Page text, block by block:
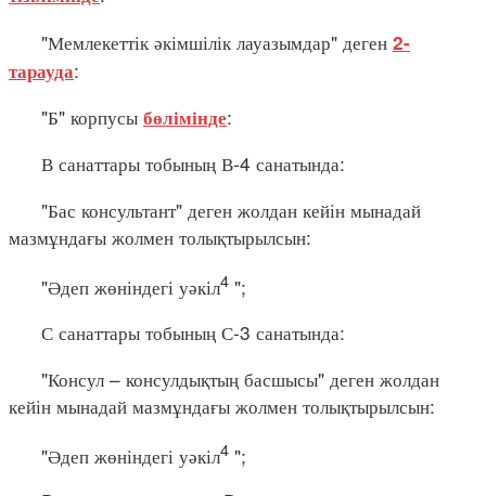
"Мемлекеттік әкімшілік лауазымдар" деген 2-
тарауда:
"Б" корпусы бөлімінде:
В санаттары тобының В-4 санатында:
"Бас консультант" деген жолдан кейін мынадай
мазмұндағы жолмен толықтырылсын:
"Әдеп жөніндегі уәкіл4 ";
С санаттары тобының С-3 санатында:
"Консул – консулдықтың басшысы" деген жолдан
кейін мынадай мазмұндағы жолмен толықтырылсын:
"Әдеп жөніндегі уәкіл4 ";